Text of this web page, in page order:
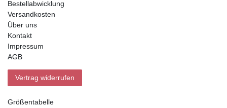
Bestellabwicklung
Versandkosten
Über uns
Kontakt
Impressum
AGB
Vertrag widerrufen
Größentabelle